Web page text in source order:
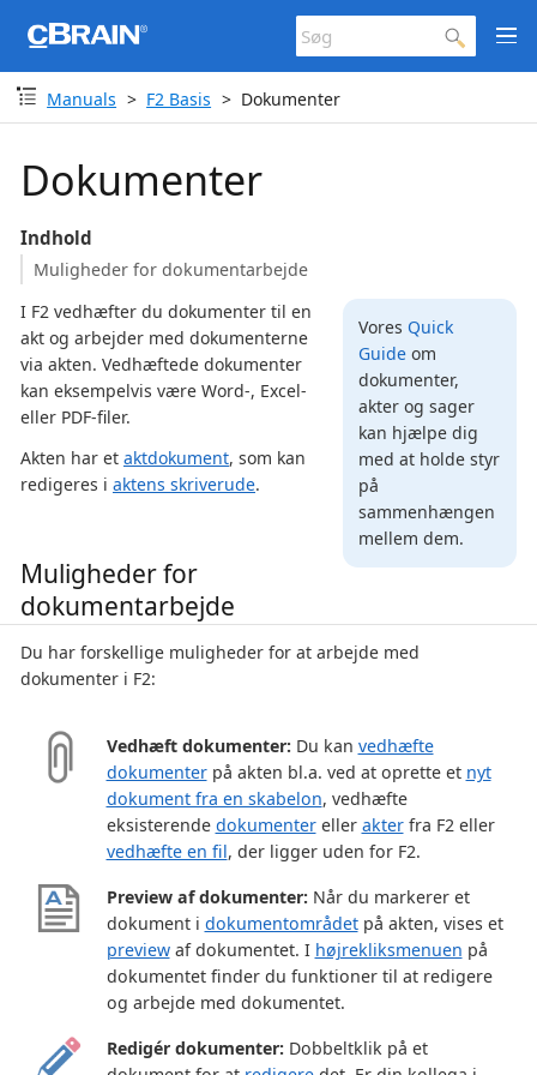
Manuals F2 Basis Dokumenter
Dokumenter
Indhold
Muligheder for dokumentarbejde
Vores Quick
Guideom
dokumenter,
akter og sager
kan hjælpe dig
med at holde styr
på
sammenhængen
mellem dem.
I F2 vedhæfter du dokumenter til en
akt og arbejder med dokumenterne
via akten. Vedhæftede dokumenter
kan eksempelvis være Word-, Excel-
eller PDF-filer.
Akten har et aktdokument, som kan
redigeres i aktens skriverude.
Muligheder for
dokumentarbejde
Du har forskellige muligheder for at arbejde med
dokumenter i F2:
Vedhæft dokumenter:Du kan vedhæfte
dokumenterpå akten bl.a. ved at oprette et nyt
dokument fra en skabelon, vedhæfte
eksisterende dokumentereller akterfra F2 eller
vedhæfte en fil, der ligger uden for F2.
Preview af dokumenter:Når du markerer et
dokument i dokumentområdetpå akten, vises et
previewaf dokumentet. I højrekliksmenuen på
dokumentet finder du funktioner til at redigere
og arbejde med dokumentet.
Redigér dokumenter:Dobbeltklik på et